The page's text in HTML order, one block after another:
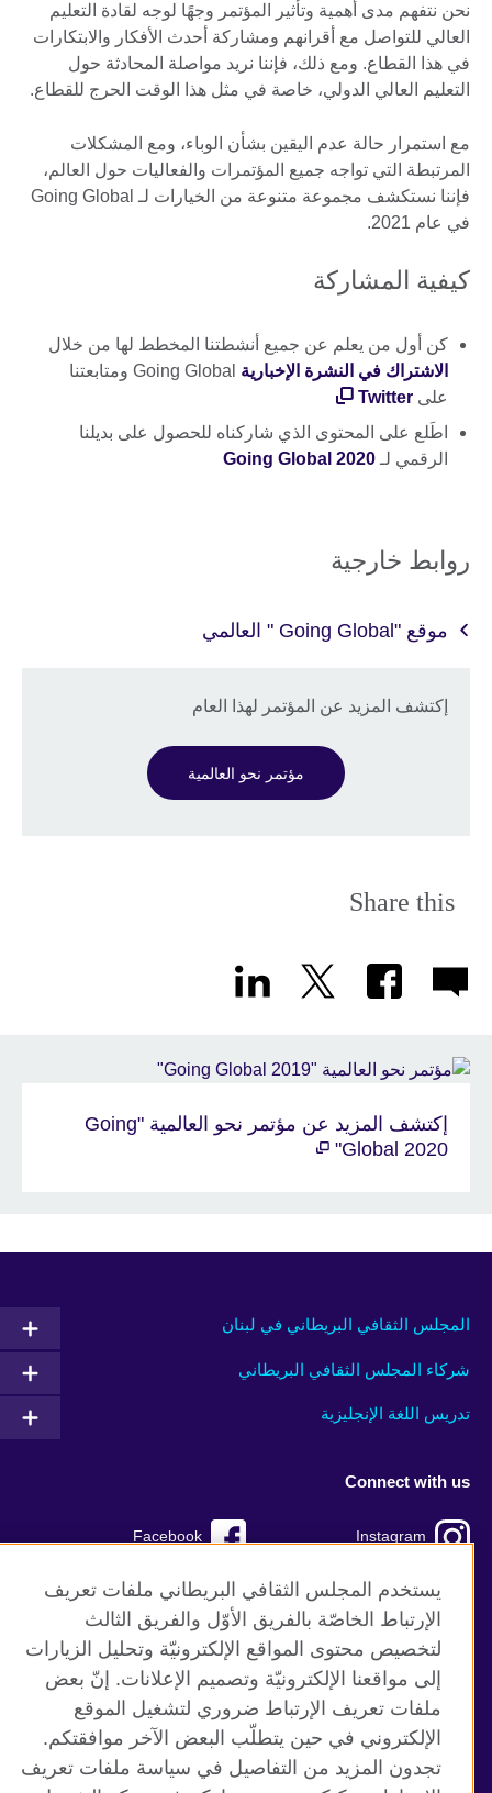
نحن نتفهم مدى أهمية وتأثير المؤتمر وجهًا لوجه لقادة التعليم
العالي للتواصل مع أقرانهم ومشاركة أحدث الأفكار والابتكارات
في هذا القطاع. ومع ذلك، فإننا نريد مواصلة المحادثة حول
التعليم العالي الدولي، خاصة في مثل هذا الوقت الحرج للقطاع.
مع استمرار حالة عدم اليقين بشأن الوباء، ومع المشكلات
المرتبطة التي تواجه جميع المؤتمرات والفعاليات حول العالم،
فإننا نستكشف مجموعة متنوعة من الخيارات لـ Going Global
في عام 2021.
كيفية المشاركة
كن أول من يعلم عن جميع أنشطتنا المخطط لها من خلال
الاشتراك في النشرة الإخبارية
Going Global ومتابعتنا
على Twitter
اطَلع على المحتوى الذي شاركناه للحصول على بديلنا
الرقمي لـ Going Global 2020
روابط خارجية
موقع "Going Global " العالمي
إكتشف المزيد عن المؤتمر لهذا العام
مؤتمر نحو العالمية
Share this
إكتشف المزيد عن مؤتمر نحو العالمية "Going
Global 2020"
المجلس الثقافي البريطاني في لبنان
شركاء المجلس الثقافي البريطاني
تدريس اللغة الإنجليزية
Connect with us
Facebook Instagram
TikTok Twitter
Youtube
موقع المجلس الثقافي البريطاني العالمي
الخصوصية وشروط الاستخدام
يستخدم المجلس الثقافي البريطاني ملفات تعريف
الإرتباط الخاصّة بالفريق الأوّل والفريق الثالث
لتخصيص محتوى المواقع الإلكترونيّة وتحليل الزيارات
إلى مواقعنا الإلكترونيّة وتصميم الإعلانات. إنّ بعض
ملفات تعريف الإرتباط ضروري لتشغيل الموقع
الإلكتروني في حين يتطلّب البعض الآخر موافقتكم.
تجدون المزيد من التفاصيل في سياسة ملفات تعريف